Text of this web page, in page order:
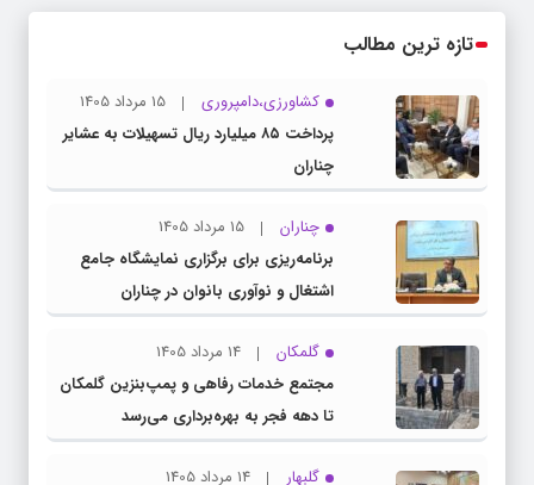
تازه ترین مطالب
کشاورزی،دامپروری
15 مرداد 1405
پرداخت ۸۵ میلیارد ریال تسهیلات به عشایر
چناران
چناران
15 مرداد 1405
برنامه‌ریزی برای برگزاری نمایشگاه جامع
اشتغال و نوآوری بانوان در چناران
گلمکان
14 مرداد 1405
مجتمع خدمات رفاهی و پمپ‌بنزین گلمکان
تا دهه فجر به بهره‌برداری می‌رسد
گلبهار
14 مرداد 1405